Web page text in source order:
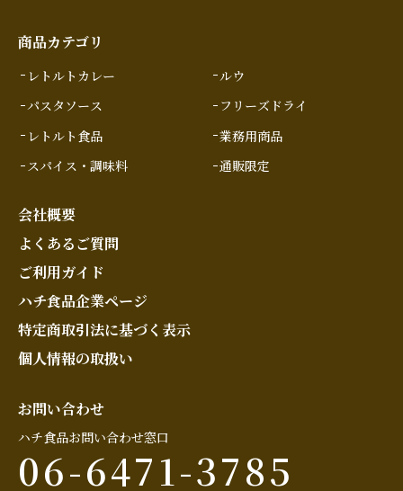
商品カテゴリ
レトルトカレー
パスタソース
レトルト食品
スパイス・調味料
ルウ
フリーズドライ
業務用商品
通販限定
会社概要
よくあるご質問
ご利用ガイド
ハチ食品企業ページ
特定商取引法に基づく表示
個人情報の取扱い
お問い合わせ
ハチ食品お問い合わせ窓口
06-6471-3785